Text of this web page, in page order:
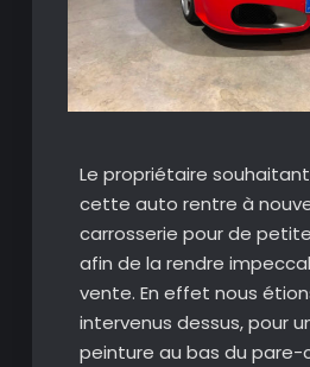
Le propriétaire souhaitant
cette auto rentre à
carrosserie pour de
afin de la rendre
vente. En effet nous
intervenus dessus, pour
peinture au bas du pare-